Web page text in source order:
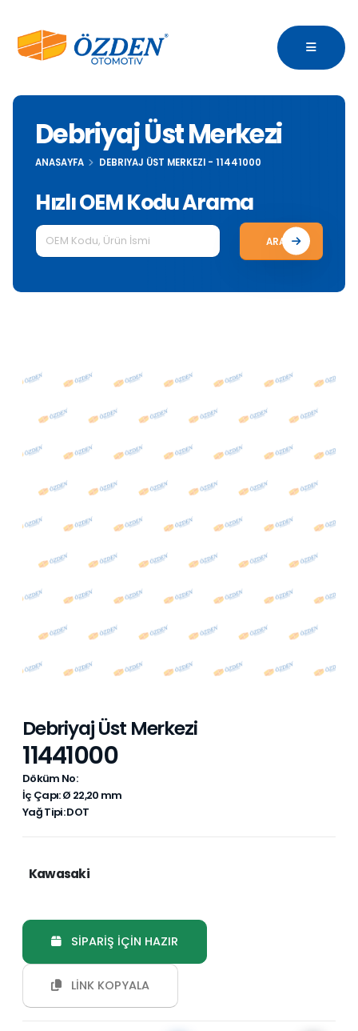
Debriyaj Üst Merkezi
ANASAYFA DEBRIYAJ ÜST MERKEZI - 11441000
Hızlı OEM Kodu Arama
ARA
Debriyaj Üst Merkezi
11441000
Döküm No:
İç Çapı: Ø 22,20 mm
Yağ Tipi: DOT
Kawasaki
SİPARİŞ İÇİN HAZIR
LİNK KOPYALA